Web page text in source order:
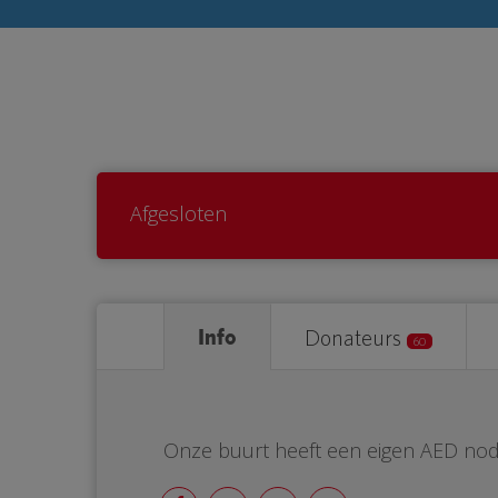
Afgesloten
Info Donateurs 60
Onze buurt heeft een eigen AED